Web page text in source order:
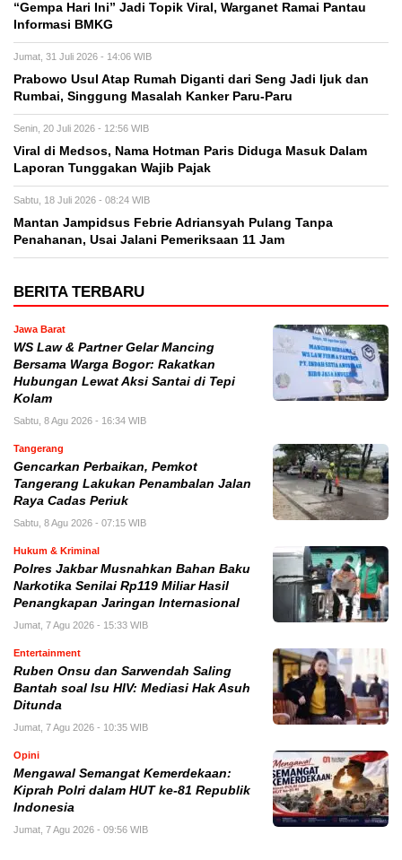
“Gempa Hari Ini” Jadi Topik Viral, Warganet Ramai Pantau
Informasi BMKG
Jumat, 31 Juli 2026 - 14:06 WIB
Prabowo Usul Atap Rumah Diganti dari Seng Jadi Ijuk dan
Rumbai, Singgung Masalah Kanker Paru-Paru
Senin, 20 Juli 2026 - 12:56 WIB
Viral di Medsos, Nama Hotman Paris Diduga Masuk Dalam
Laporan Tunggakan Wajib Pajak
Sabtu, 18 Juli 2026 - 08:24 WIB
Mantan Jampidsus Febrie Adriansyah Pulang Tanpa
Penahanan, Usai Jalani Pemeriksaan 11 Jam
BERITA TERBARU
Jawa Barat
WS Law & Partner Gelar Mancing
Bersama Warga Bogor: Rakatkan
Hubungan Lewat Aksi Santai di Tepi
Kolam
Sabtu, 8 Agu 2026 - 16:34 WIB
Tangerang
Gencarkan Perbaikan, Pemkot
Tangerang Lakukan Penambalan Jalan
Raya Cadas Periuk
Sabtu, 8 Agu 2026 - 07:15 WIB
Hukum & Kriminal
Polres Jakbar Musnahkan Bahan Baku
Narkotika Senilai Rp119 Miliar Hasil
Penangkapan Jaringan Internasional
Jumat, 7 Agu 2026 - 15:33 WIB
Entertainment
Ruben Onsu dan Sarwendah Saling
Bantah soal Isu HIV: Mediasi Hak Asuh
Ditunda
Jumat, 7 Agu 2026 - 10:35 WIB
Opini
Mengawal Semangat Kemerdekaan:
Kiprah Polri dalam HUT ke-81 Republik
Indonesia
Jumat, 7 Agu 2026 - 09:56 WIB